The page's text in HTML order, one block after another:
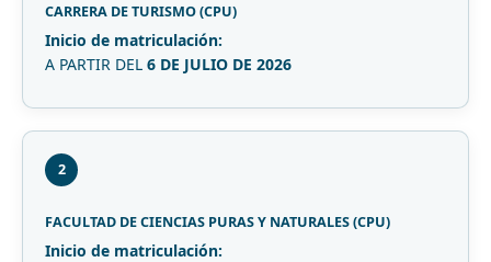
CARRERA DE TURISMO (CPU)
Inicio de matriculación:
A PARTIR DEL 6 DE JULIO DE 2026
2
FACULTAD DE CIENCIAS PURAS Y NATURALES (CPU)
Inicio de matriculación: